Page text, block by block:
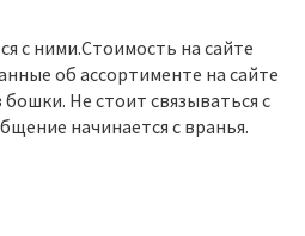
с ними.Стоимость на сайте
об ассортименте на сайте
Не стоит связываться с
начинается с вранья.